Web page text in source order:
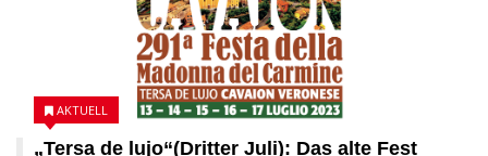
„Tersa de lujo“(Dritter Juli): Das alte Fest
AKTUELL